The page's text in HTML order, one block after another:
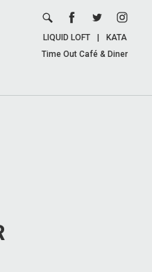
LIQUID LOFT
KATA
Time Out Café & Diner